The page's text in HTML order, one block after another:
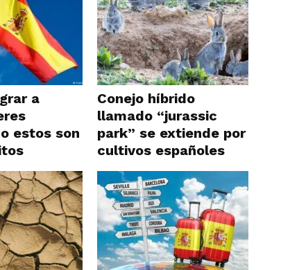
a
estos son
Conejo híbrido
llamado “jurassic
park” se extiende por
cultivos españoles